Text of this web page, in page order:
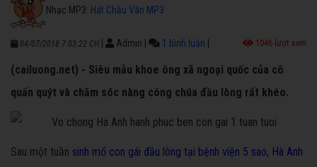
Nhạc MP3: Hát Chầu Văn MP3
04/07/2018 7:03:22 CH Admin 1 bình luận 1046 lượt xem
(cailuong.net) - Siêu mẫu khoe ông xã ngoại quốc của cô
quấn quýt và chăm sóc nàng công chúa đầu lòng rất khéo.
Sau một tuần sinh mổ con gái đầu lòng tại bệnh viện 5 sao, Hà Anh